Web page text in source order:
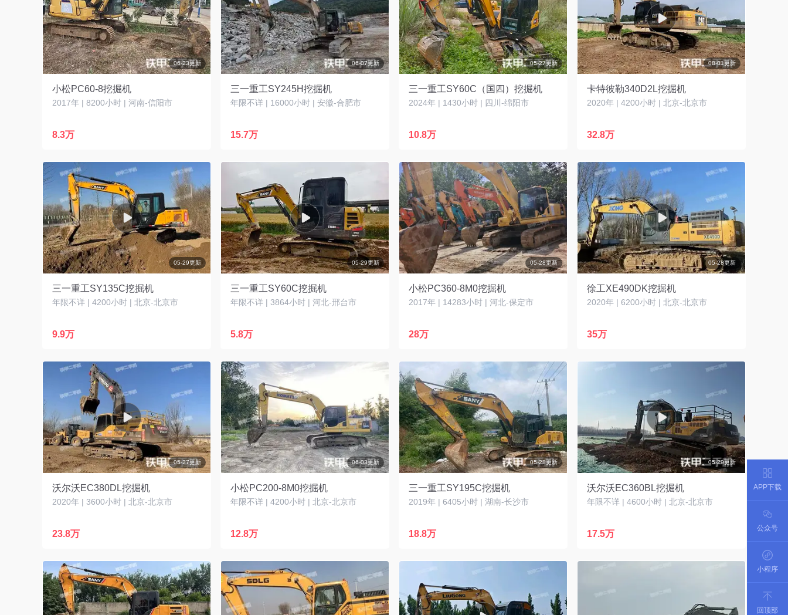
06-23更新
小松PC60-8挖掘机
2017年 | 8200小时 | 河南-信阳市
8.3万
06-07更新
三一重工SY245H挖掘机
年限不详 | 16000小时 | 安徽-合肥市
15.7万
05-27更新
三一重工SY60C（国四）挖掘机
2024年 | 1430小时 | 四川-绵阳市
10.8万
08-01更新
卡特彼勒340D2L挖掘机
2020年 | 4200小时 | 北京-北京市
32.8万
05-29更新
三一重工SY135C挖掘机
年限不详 | 4200小时 | 北京-北京市
9.9万
05-29更新
三一重工SY60C挖掘机
年限不详 | 3864小时 | 河北-邢台市
5.8万
05-28更新
小松PC360-8M0挖掘机
2017年 | 14283小时 | 河北-保定市
28万
05-28更新
徐工XE490DK挖掘机
2020年 | 6200小时 | 北京-北京市
35万
05-27更新
沃尔沃EC380DL挖掘机
2020年 | 3600小时 | 北京-北京市
23.8万
06-03更新
小松PC200-8M0挖掘机
年限不详 | 4200小时 | 北京-北京市
12.8万
05-28更新
三一重工SY195C挖掘机
2019年 | 6405小时 | 湖南-长沙市
18.8万
05-29更新
沃尔沃EC360BL挖掘机
年限不详 | 4600小时 | 北京-北京市
17.5万
APP下载
公众号
小程序
回顶部